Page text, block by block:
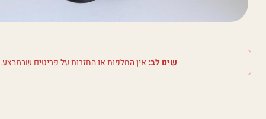
שים לב: אין החלפות או החזרות על פריטים שבמבצע.